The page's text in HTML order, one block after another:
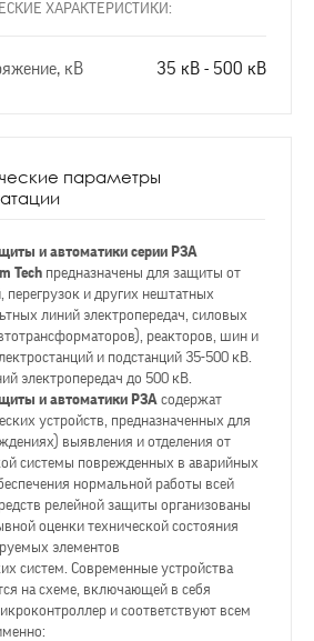
ХАРАКТЕРИСТИКИ:
кВ 35 кВ - 500 кВ
параметры
и автоматики серии РЗА
Tech предназначены для защиты от
перегрузок и других нештатных
линий электропередач, силовых
реакторов, шин и
и подстанций 35-500 кВ.
электропередач до 500 кВ.
и автоматики РЗА содержат
устройств, предназначенных для
выявления и отделения от
системы поврежденных в аварийных
нормальной работы всей
релейной защиты организованы
оценки технической состояния
элементов
систем. Современные устройства
на схеме, включающей в себя
и соответствуют всем